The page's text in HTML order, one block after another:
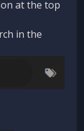
at the top
in the